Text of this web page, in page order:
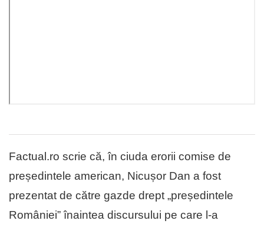
Factual.ro scrie că, în ciuda erorii comise de
președintele american, Nicușor Dan a fost
prezentat de către gazde drept „președintele
României” înaintea discursului pe care l-a